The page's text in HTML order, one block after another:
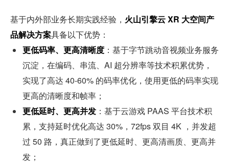
基于内外部业务长期实践经验， 火山引擎云 XR 大空间产
品解决方案具备以下优势：
更低码率、更高清晰度 ：基于字节跳动音视频业务服务
沉淀，在编码、串流、AI 超分辨率等技术积累优势，
实现了高达 40-60% 的码率优化，使用更低的码率实现
更高的清晰度和帧率；
更低延时、更高并发 ：基于云游戏 PAAS 平台技术积
累，支持延时优化高达 30%，72fps 双目 4K ，并发超
过 50 路，真正做到了更低延时、更高清画质、更高并
发；